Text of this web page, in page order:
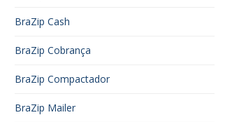
BraZip Cash
BraZip Cobrança
BraZip Compactador
BraZip Mailer